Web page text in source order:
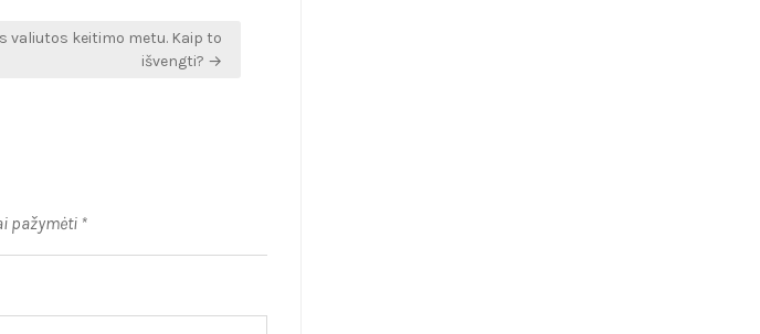
valiutos keitimo metu. Kaip to
išvengti? →
pažymėti *